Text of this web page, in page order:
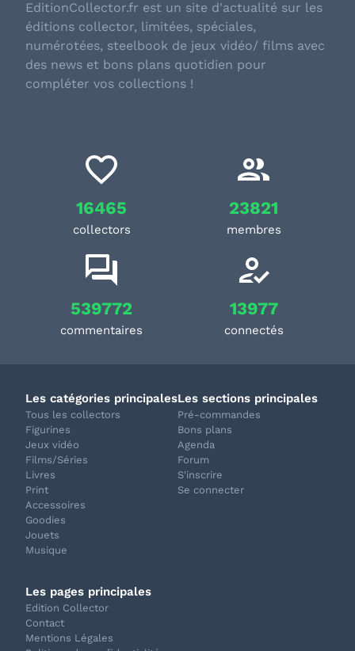
EditionCollector.fr est un site d'actualité sur les
éditions collector, limitées, spéciales,
numérotées, steelbook de jeux vidéo/ films avec
des news et bons plans quotidien pour
compléter vos collections !
16465
collectors
23821
membres
539772
commentaires
13977
connectés
Les catégories principales
Tous les collectors
Figurines
Jeux vidéo
Films/Séries
Livres
Print
Accessoires
Goodies
Jouets
Musique
Les sections principales
Pré-commandes
Bons plans
Agenda
Forum
S'inscrire
Se connecter
Les pages principales
Edition Collector
Contact
Mentions Légales